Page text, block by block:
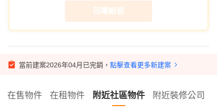
回電給我
當前建案2026年04月已完銷， 點擊查看更多新建案
在售物件 在租物件 附近社區物件 附近裝修公司